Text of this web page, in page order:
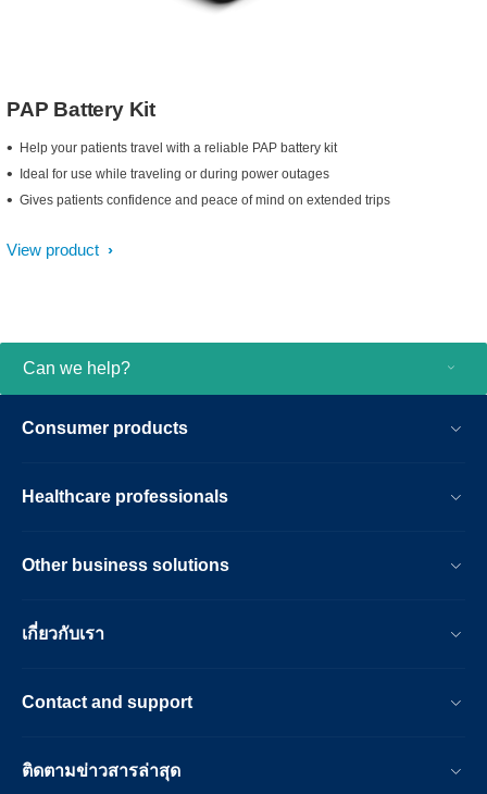
PAP Battery Kit
Help your patients travel with a reliable PAP battery kit
Ideal for use while traveling or during power outages
Gives patients confidence and peace of mind on extended trips
View product
Can we help?
Consumer products
Healthcare professionals
Other business solutions
เกี่ยวกับเรา
Contact and support
ติดตามข่าวสารล่าสุด